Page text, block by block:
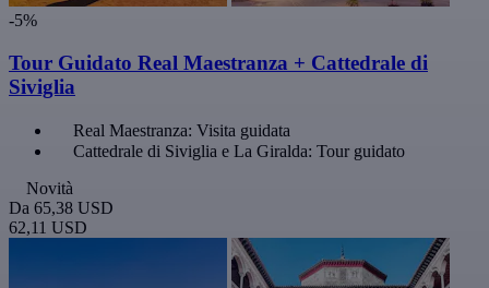
-5%
Tour Guidato Real Maestranza + Cattedrale di
Siviglia
Real Maestranza: Visita guidata
Cattedrale di Siviglia e La Giralda: Tour guidato
Novità
Da 65,38 USD
62,11 USD